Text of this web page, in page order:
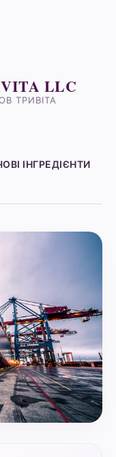
LLC
ТРИВІТА
ІНГРЕДІЄНТИ